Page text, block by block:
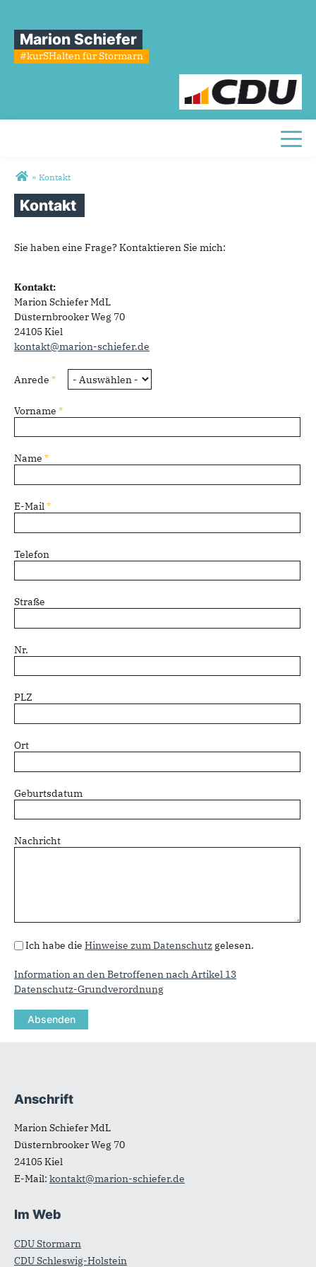
Marion Schiefer
#kurSHalten für Stormarn
Sie sind hier
» Kontakt
Kontakt
Sie haben eine Frage? Kontaktieren Sie mich:
Kontakt:
Marion Schiefer MdL
Düsternbrooker Weg 70
24105 Kiel
kontakt@marion-schiefer.de
Anrede *
Vorname *
Name *
E-Mail*
Telefon
Straße
Nr.
PLZ
Ort
Geburtsdatum
Nachricht
Datenschutz*
Ich habe die Hinweise zum Datenschutz gelesen.
Information an den Betroffenen nach Artikel 13
Datenschutz-Grundverordnung
Fußbereich
Anschrift
Marion Schiefer MdL
Düsternbrooker Weg 70
24105Kiel
E-Mail: kontakt@marion-schiefer.de
Im Web
CDU Stormarn
CDU Schleswig-Holstein